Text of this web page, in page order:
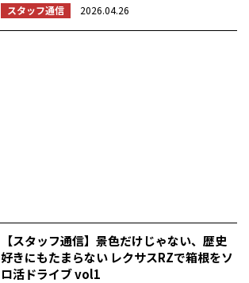
スタッフ通信 2026.04.26
【スタッフ通信】景色だけじゃない、歴史
好きにもたまらない レクサスRZで箱根をソ
ロ活ドライブ vol1